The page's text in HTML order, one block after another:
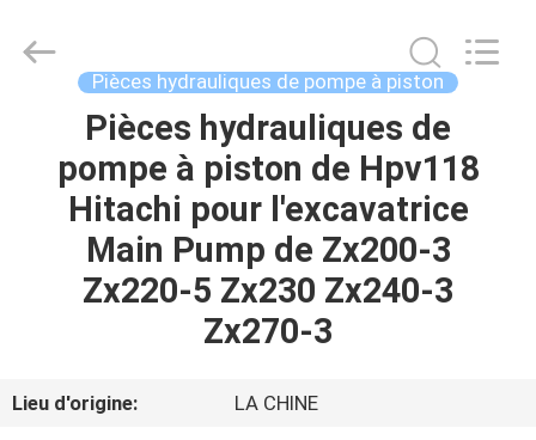
MAISON
PRODUITS
NOUS
Elephant
Fluid
Pièces hydrauliques de pompe à piston
Pièces hydrauliques de
pompe à piston de Hpv118
Hitachi pour l'excavatrice
Main Pump de Zx200-3
Zx220-5 Zx230 Zx240-3
Zx270-3
Lieu d'origine:
LA CHINE